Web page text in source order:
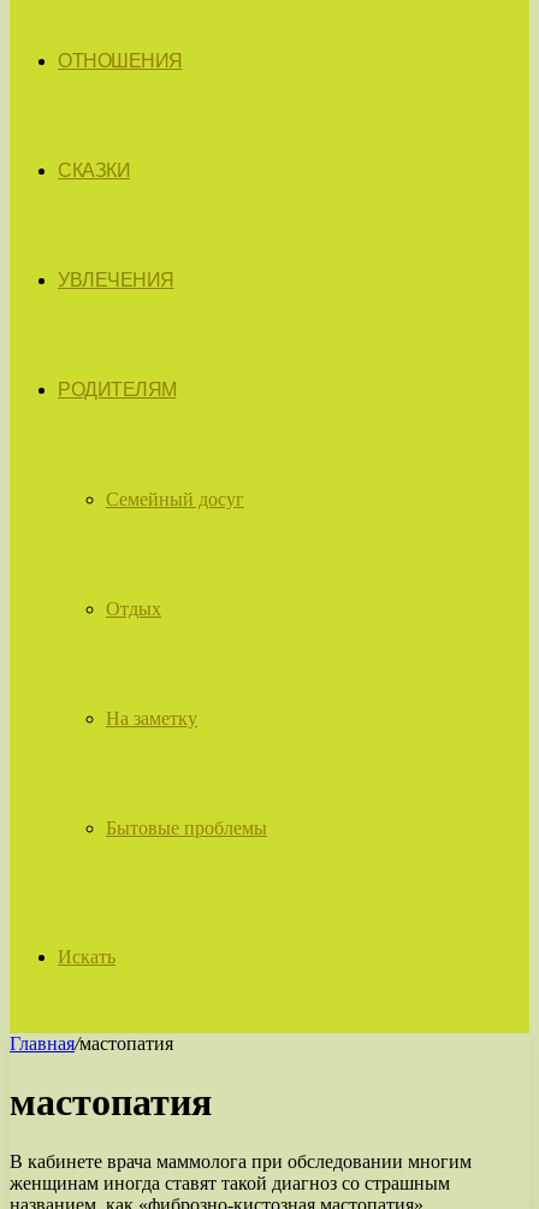
ОТНОШЕНИЯ
СКАЗКИ
УВЛЕЧЕНИЯ
РОДИТЕЛЯМ
Семейный досуг
Отдых
На заметку
Бытовые проблемы
Искать
Главная/мастопатия
мастопатия
В кабинете врача маммолога при обследовании многим
женщинам иногда ставят такой диагноз со страшным
названием, как «фиброзно-кистозная мастопатия».